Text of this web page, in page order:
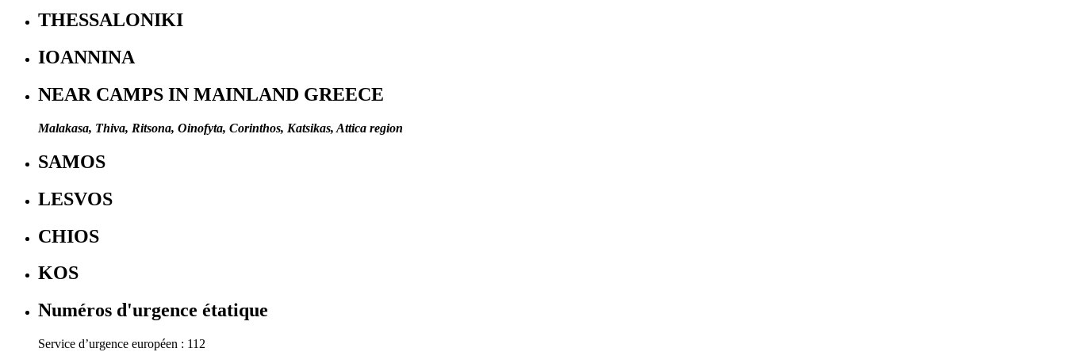
THESSALONIKI
IOANNINA
NEAR CAMPS IN MAINLAND GREECE
Malakasa, Thiva, Ritsona, Oinofyta, Corinthos, Katsikas, Attica region
SAMOS
LESVOS
CHIOS
KOS
Numéros d'urgence étatique
Service d’urgence européen : 112